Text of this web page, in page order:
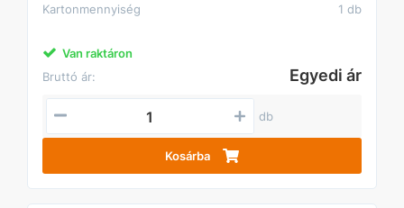
Kartonmennyiség
1 db
Van raktáron
Bruttó ár:
Egyedi ár
db
Kosárba